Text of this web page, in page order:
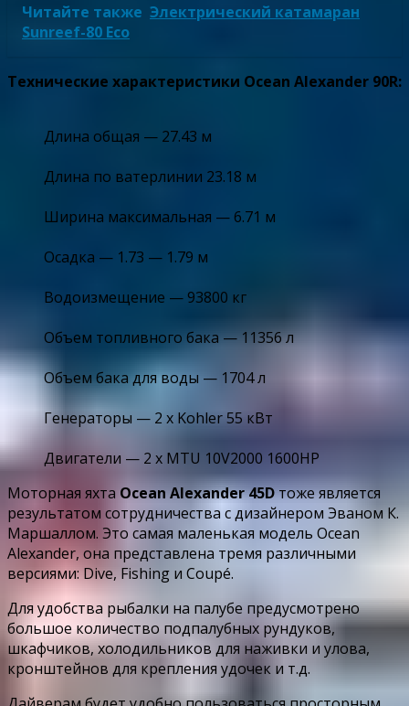
Читайте также Электрический катамаран
Sunreef-80 Eco
Технические характеристики Ocean Alexander 90R:
Длина общая — 27.43 м
Длина по ватерлинии 23.18 м
Ширина максимальная — 6.71 м
Осадка — 1.73 — 1.79 м
Водоизмещение — 93800 кг
Объем топливного бака — 11356 л
Объем бака для воды — 1704 л
Генераторы — 2 х Kohler 55 кВт
Двигатели — 2 х MTU 10V2000 1600HP
Моторная яхта Ocean Alexander 45Dтоже является
результатом сотрудничества с дизайнером Эваном К.
Маршаллом. Это самая маленькая модель Ocean
Alexander, она представлена ​​тремя различными
версиями: Dive, Fishing и Coupé.
Для удобства рыбалки на палубе предусмотрено
большое количество подпалубных рундуков,
шкафчиков, холодильников для наживки и улова,
кронштейнов для крепления удочек и т.д.